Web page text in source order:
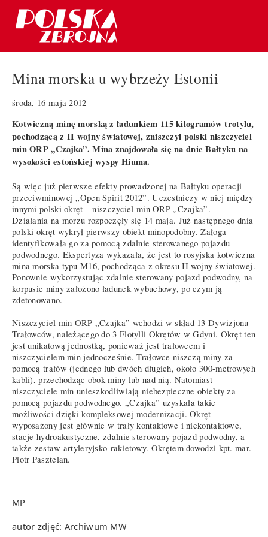
Mina morska u wybrzeży Estonii
środa, 16 maja 2012
Kotwiczną minę morską z ładunkiem 115 kilogramów trotylu,
pochodzącą z II wojny światowej, zniszczył polski niszczyciel
min ORP „Czajka”. Mina znajdowała się na dnie Bałtyku na
wysokości estońskiej wyspy Hiuma.
Są więc już pierwsze efekty prowadzonej na Bałtyku operacji
przeciwminowej „Open Spirit 2012”. Uczestniczy w niej między
innymi polski okręt – niszczyciel min ORP „Czajka”.
Działania na morzu rozpoczęły się 14 maja. Już następnego dnia
polski okręt wykrył pierwszy obiekt minopodobny. Załoga
identyfikowała go za pomocą zdalnie sterowanego pojazdu
podwodnego. Ekspertyza wykazała, że jest to rosyjska kotwiczna
mina morska typu M16, pochodząca z okresu II wojny światowej.
Ponownie wykorzystując zdalnie sterowany pojazd podwodny, na
korpusie miny założono ładunek wybuchowy, po czym ją
zdetonowano.
Niszczyciel min ORP „Czajka” wchodzi w skład 13 Dywizjonu
Trałowców, należącego do 3 Flotylli Okrętów w Gdyni. Okręt ten
jest unikatową jednostką, ponieważ jest trałowcem i
niszczycielem min jednocześnie. Trałowce niszczą miny za
pomocą trałów (jednego lub dwóch długich, około 300-metrowych
kabli), przechodząc obok miny lub nad nią. Natomiast
niszczyciele min unieszkodliwiają niebezpieczne obiekty za
pomocą pojazdu podwodnego. „Czajka” uzyskała takie
możliwości dzięki kompleksowej modernizacji. Okręt
wyposażony jest głównie w trały kontaktowe i niekontaktowe,
stacje hydroakustyczne, zdalnie sterowany pojazd podwodny, a
także zestaw artyleryjsko-rakietowy. Okrętem dowodzi kpt. mar.
Piotr Pasztelan.
MP
autor zdjęć: Archiwum MW